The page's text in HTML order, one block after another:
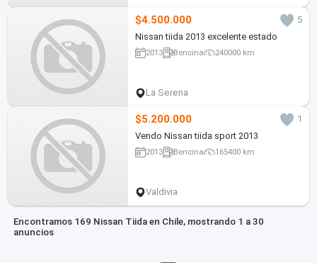
$4.500.000
5
Nissan tiida 2013 excelente estado
2013 Bencina 240000 km
La Serena
$5.200.000
1
Vendo Nissan tiida sport 2013
2013 Bencina 165400 km
Valdivia
Encontramos 169 Nissan Tiida en Chile, mostrando 1 a 30
anuncios